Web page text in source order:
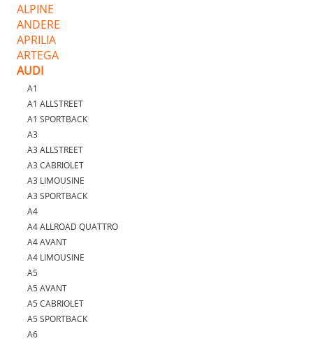
ALPINE
ANDERE
APRILIA
ARTEGA
AUDI
A1
A1 ALLSTREET
A1 SPORTBACK
A3
A3 ALLSTREET
A3 CABRIOLET
A3 LIMOUSINE
A3 SPORTBACK
A4
A4 ALLROAD QUATTRO
A4 AVANT
A4 LIMOUSINE
A5
A5 AVANT
A5 CABRIOLET
A5 SPORTBACK
A6